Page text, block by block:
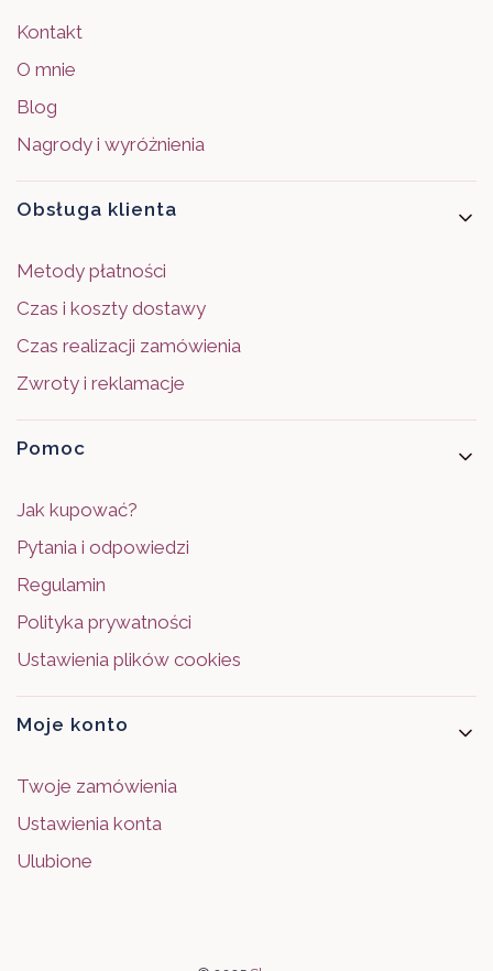
Kontakt
O mnie
Blog
Nagrody i wyróżnienia
Obsługa klienta
Metody płatności
Czas i koszty dostawy
Czas realizacji zamówienia
Zwroty i reklamacje
Pomoc
Jak kupować?
Pytania i odpowiedzi
Regulamin
Polityka prywatności
Ustawienia plików cookies
Moje konto
Twoje zamówienia
Ustawienia konta
Ulubione